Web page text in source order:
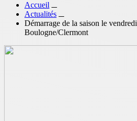
Accueil
Actualités
Démarrage de la saison le
Boulogne/Clermont